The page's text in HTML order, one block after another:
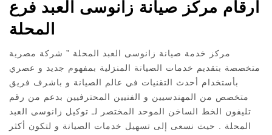
ارقام مركز صيانة زانوسى العبد فرع
المحلة
مركز خدمة صيانة زانوسى العبد المحلة ” شركة مصرية
متخصصة بتقديم خدمات الصيانة المنزلية بمفهوم جديد و عصري
بأستخدام أحدث التقنيات في عالم الصيانة و باشرف فريق
متخصص من المهندسيين و الفنيين المحترفيين بدعم من رقم
تليفون الخط الساخن الموحد المختصر لـ توكيل زانوسى العبد
المحلة . حيث نسعى إلى تسهيل خدمات الصيانة و لتكون أكثر